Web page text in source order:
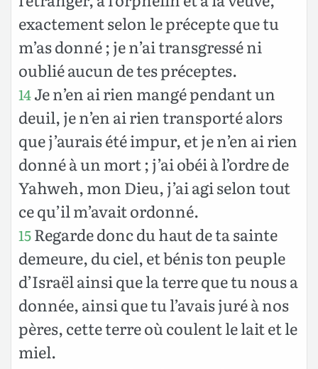
exactement selon le précepte que tu
m’as donné ; je n’ai transgressé ni
oublié aucun de tes préceptes.
14Je n’en ai rien mangé pendant un
deuil, je n’en ai rien transporté alors
que j’aurais été impur, et je n’en ai rien
donné à un mort ; j’ai obéi à l’ordre de
Yahweh, mon Dieu, j’ai agi selon tout
ce qu’il m’avait ordonné.
15Regarde donc du haut de ta sainte
demeure, du ciel, et bénis ton peuple
d’Israël ainsi que la terre que tu nous a
donnée, ainsi que tu l’avais juré à nos
pères, cette terre où coulent le lait et le
miel.